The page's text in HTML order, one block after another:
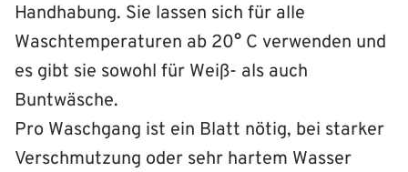
Handhabung. Sie lassen sich für alle
Waschtemperaturen ab 20° C verwenden und
es gibt sie sowohl für Weiß- als auch
Buntwäsche.
Pro Waschgang ist ein Blatt nötig, bei starker
Verschmutzung oder sehr hartem Wasser